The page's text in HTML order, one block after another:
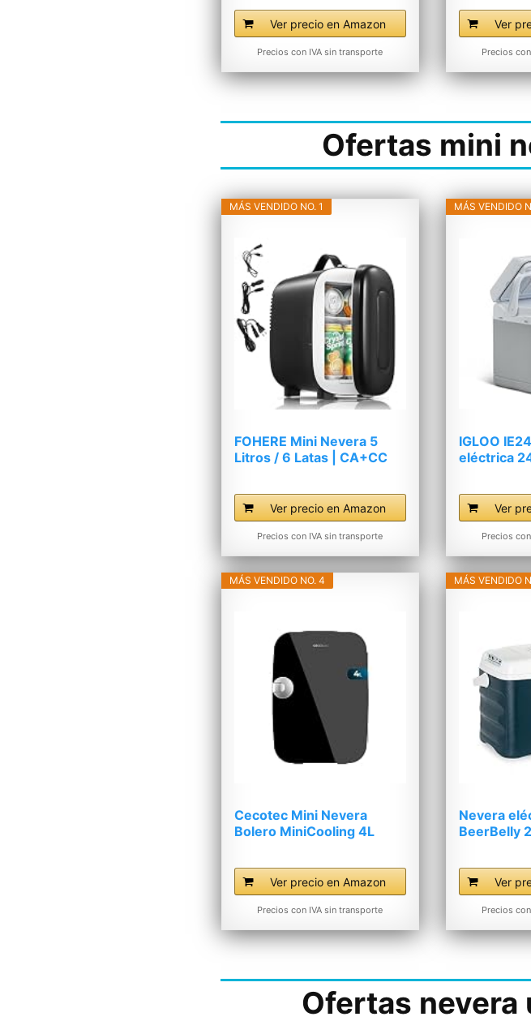
Ver precio en Amazon
Precios con IVA sin transporte
Ver
Precios
Ofertas mini
MÁS VENDIDO NO. 1
FOHERE Mini Nevera 5
Litros / 6 Latas | CA+CC
Ver precio en Amazon
Precios con IVA sin transporte
MÁS VENDIDO
IGLOO
eléctrica
Ver
Precios
MÁS VENDIDO NO. 4
Cecotec Mini Nevera
Bolero MiniCooling 4L
Ver precio en Amazon
Precios con IVA sin transporte
MÁS VENDIDO
Nevera
BeerBelly
Ver
Precios
Ofertas